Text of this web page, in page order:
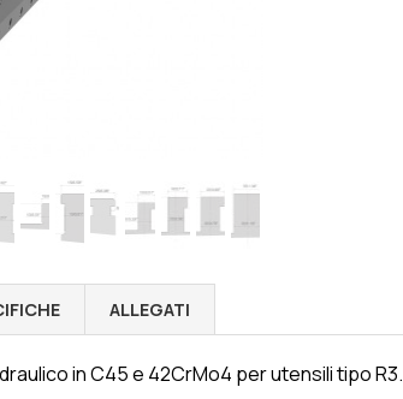
ALLEGATI
in C45 e 42CrMo4 per utensili tipo R3.